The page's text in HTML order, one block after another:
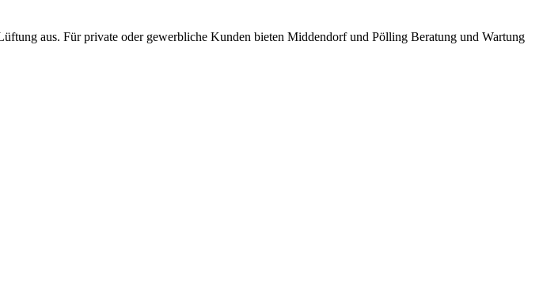
aus. Für private oder gewerbliche Kunden bieten Middendorf und Pölling Beratung und Wartung